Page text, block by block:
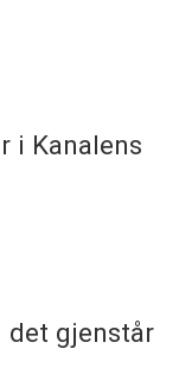
i Kanalens
det gjenstår